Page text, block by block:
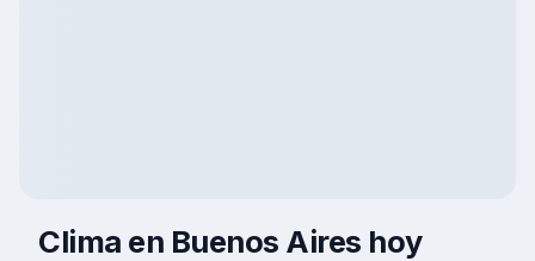
Clima en Buenos Aires hoy